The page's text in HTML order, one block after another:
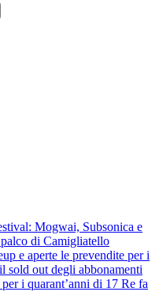
Mogwai, Subsonica e
di Camigliatello
e aperte le prevendite per i
out degli abbonamenti
i quarant’anni di 17 Re fa